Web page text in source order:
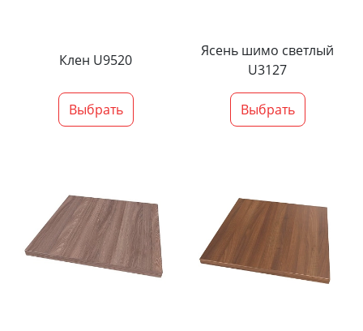
Клен U9520
Выбрать
Ясень шимо светлый
U3127
Выбрать